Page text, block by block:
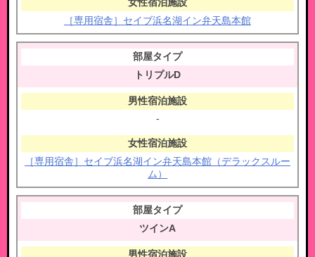
［専用宿舎］セイブ浜名湖イン弁天島本館
トリプルD
-
［専用宿舎］セイブ浜名湖イン弁天島本館（デラックスルー
ム）
ツインA